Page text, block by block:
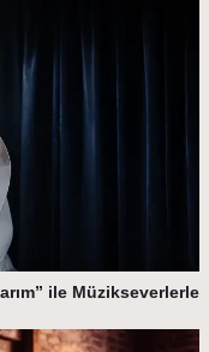
ile Müzikseverlerle